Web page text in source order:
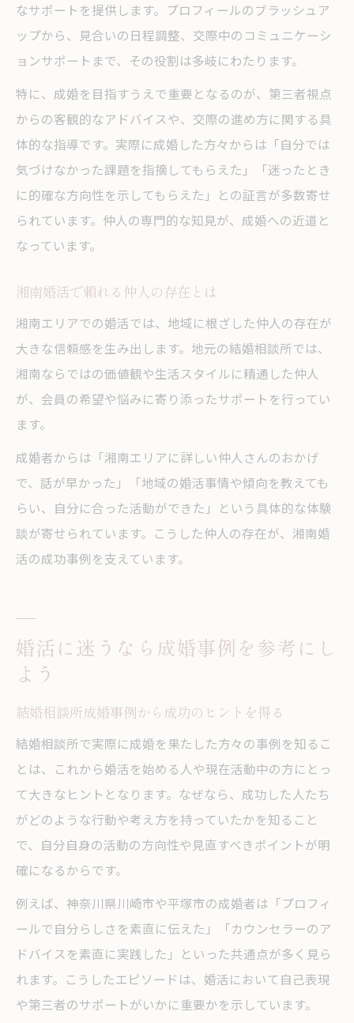
なサポートを提供します。プロフィールのブラッシュア
ップから、見合いの日程調整、交際中のコミュニケーシ
ョンサポートまで、その役割は多岐にわたります。
特に、成婚を目指すうえで重要となるのが、第三者視点
からの客観的なアドバイスや、交際の進め方に関する具
体的な指導です。実際に成婚した方々からは「自分では
気づけなかった課題を指摘してもらえた」「迷ったとき
に的確な方向性を示してもらえた」との証言が多数寄せ
られています。仲人の専門的な知見が、成婚への近道と
なっています。
湘南婚活で頼れる仲人の存在とは
湘南エリアでの婚活では、地域に根ざした仲人の存在が
大きな信頼感を生み出します。地元の結婚相談所では、
湘南ならではの価値観や生活スタイルに精通した仲人
が、会員の希望や悩みに寄り添ったサポートを行ってい
ます。
成婚者からは「湘南エリアに詳しい仲人さんのおかげ
で、話が早かった」「地域の婚活事情や傾向を教えても
らい、自分に合った活動ができた」という具体的な体験
談が寄せられています。こうした仲人の存在が、湘南婚
活の成功事例を支えています。
婚活に迷うなら成婚事例を参考にし
よう
結婚相談所成婚事例から成功のヒントを得る
結婚相談所で実際に成婚を果たした方々の事例を知るこ
とは、これから婚活を始める人や現在活動中の方にとっ
て大きなヒントとなります。なぜなら、成功した人たち
がどのような行動や考え方を持っていたかを知ること
で、自分自身の活動の方向性や見直すべきポイントが明
確になるからです。
例えば、神奈川県川崎市や平塚市の成婚者は「プロフィ
ールで自分らしさを素直に伝えた」「カウンセラーのア
ドバイスを素直に実践した」といった共通点が多く見ら
れます。こうしたエピソードは、婚活において自己表現
や第三者のサポートがいかに重要かを示しています。